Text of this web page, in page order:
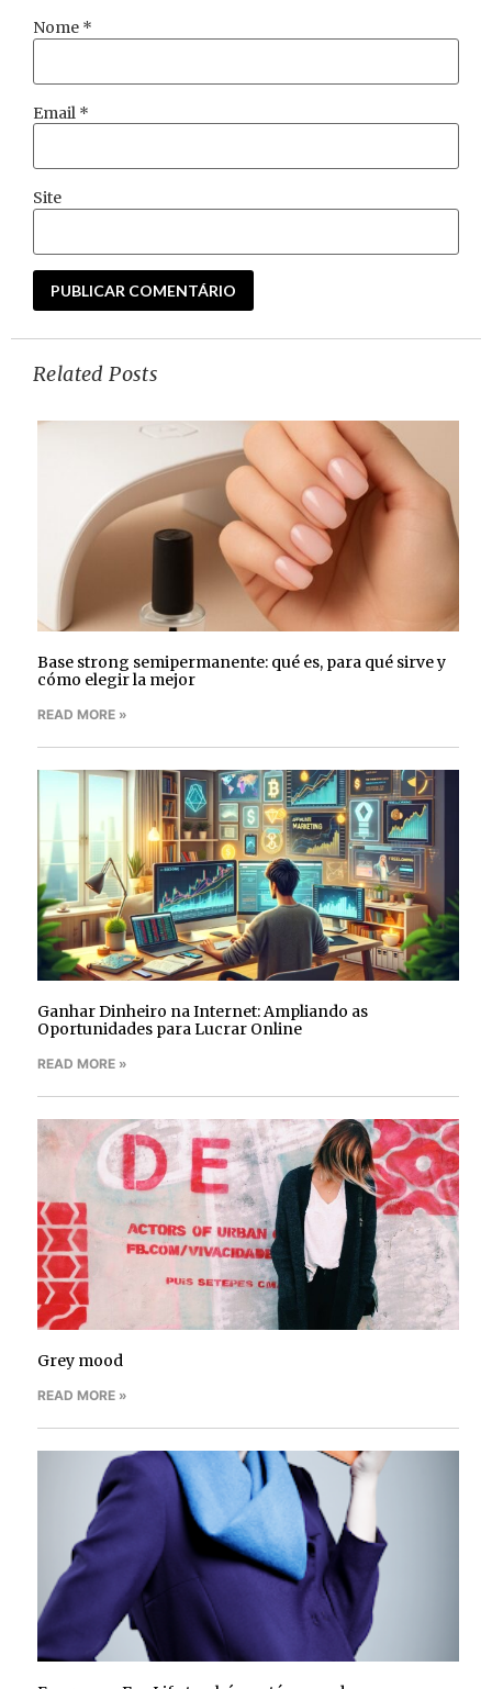
Nome *
Email *
Site
Related Posts
Base strong semipermanente: qué es, para qué sirve y
cómo elegir la mejor
READ MORE »
Ganhar Dinheiro na Internet: Ampliando as
Oportunidades para Lucrar Online
READ MORE »
Grey mood
READ MORE »